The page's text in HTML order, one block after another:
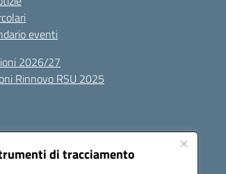
di tracciamento
eventi
2026/27
Rinnovo RSU 2025